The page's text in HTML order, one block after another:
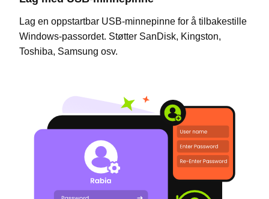
Lag en oppstartbar USB-minnepinne for å tilbakestille
Windows-passordet. Støtter SanDisk, Kingston,
Toshiba, Samsung osv.